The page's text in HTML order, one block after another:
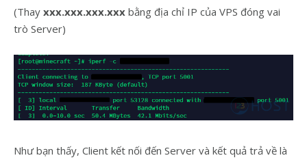
(Thay xxx.xxx.xxx.xxx bằng địa chỉ IP của VPS đóng vai
trò Server)
Như bạn thấy, Client kết nối đến Server và kết quả trả về là